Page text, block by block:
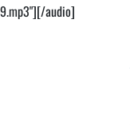
audio]